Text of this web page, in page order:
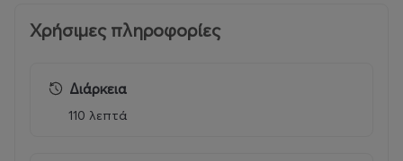
📞Πληροφορίες:2107004040
Χρήσιμες πληροφορίες
Διάρκεια
110 λεπτά